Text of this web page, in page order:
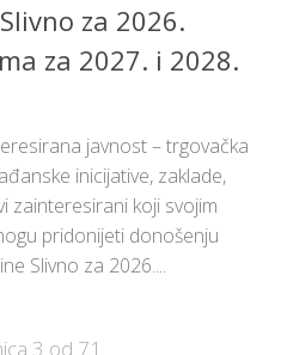
za 2026.
za 2027. i 2028.
javnost – trgovačka
inicijative, zaklade,
zainteresirani koji svojim
pridonijeti donošenju
Slivno za 2026....
3 od 71